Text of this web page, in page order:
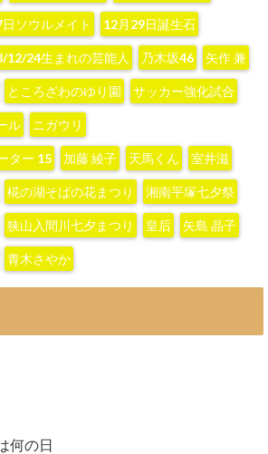
ソウルメイト 12月29日誕生石
12/24生まれの芸能人 ‪乃木坂46‬ ‪矢作 兼‬
ところざわのゆり園 サッカー強化試合
ル ニガウリ
ター 15 加藤 綾子‬ 天馬くん 室井滋
椛の湖そばの花まつり 湘南平塚七夕祭
狭山入間川七夕まつり 皇后 矢島 晶子
青木さやか
何の日